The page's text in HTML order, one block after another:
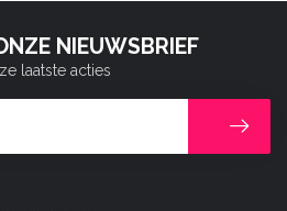
NIEUWSBRIEF
laatste acties